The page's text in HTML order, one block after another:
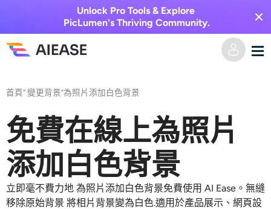
Unlock Pro Tools & Explore
PicLumen's Thriving Community.
AI視頻
文字轉視頻
圖像轉視頻
視覺特效
AI圖像
首頁"變更背景"為照片添加白色背景
免費在線上為照片
添加白色背景
立即毫不費力地 為照片添加白色背景免費使用 AI Ease。無縫
移除原始背景 將相片背景變為白色.適用於產品展示、網頁設